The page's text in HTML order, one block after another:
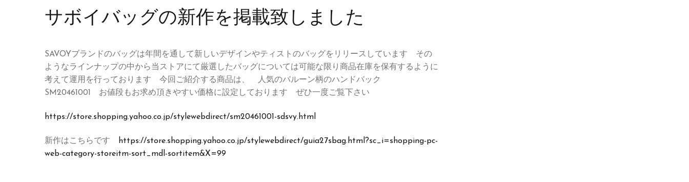
サボイバッグの新作を掲載致しました
SAVOYブランドのバッグは年間を通して新しいデザインやティストのバッグをリリースしています その
ようなラインナップの中から当ストアにて厳選したバッグについては可能な限り商品在庫を保有するように
考えて運用を行っております 今回ご紹介する商品は、 人気のバルーン柄のハンドバック
SM20461001 お値段もお求め頂きやすい価格に設定しております ぜひ一度ご覧下さい
https://store.shopping.yahoo.co.jp/stylewebdirect/sm20461001-sdsvy.html
新作はこちらです
https://store.shopping.yahoo.co.jp/stylewebdirect/guia27sbag.html?sc_i=shopping-pc-
web-category-storeitm-sort_mdl-sortitem&X=99